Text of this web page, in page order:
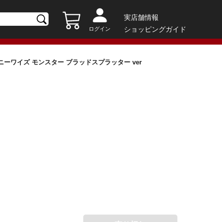
ログイン
実店舗情報
ショッピングガイド
ーワイズ モンスター ブラッドスプラッター ver